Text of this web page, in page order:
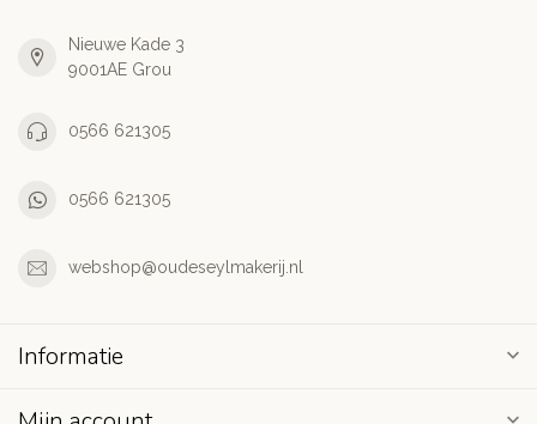
Nieuwe Kade 3
9001AE Grou
0566 621305
0566 621305
webshop@oudeseylmakerij.nl
Informatie